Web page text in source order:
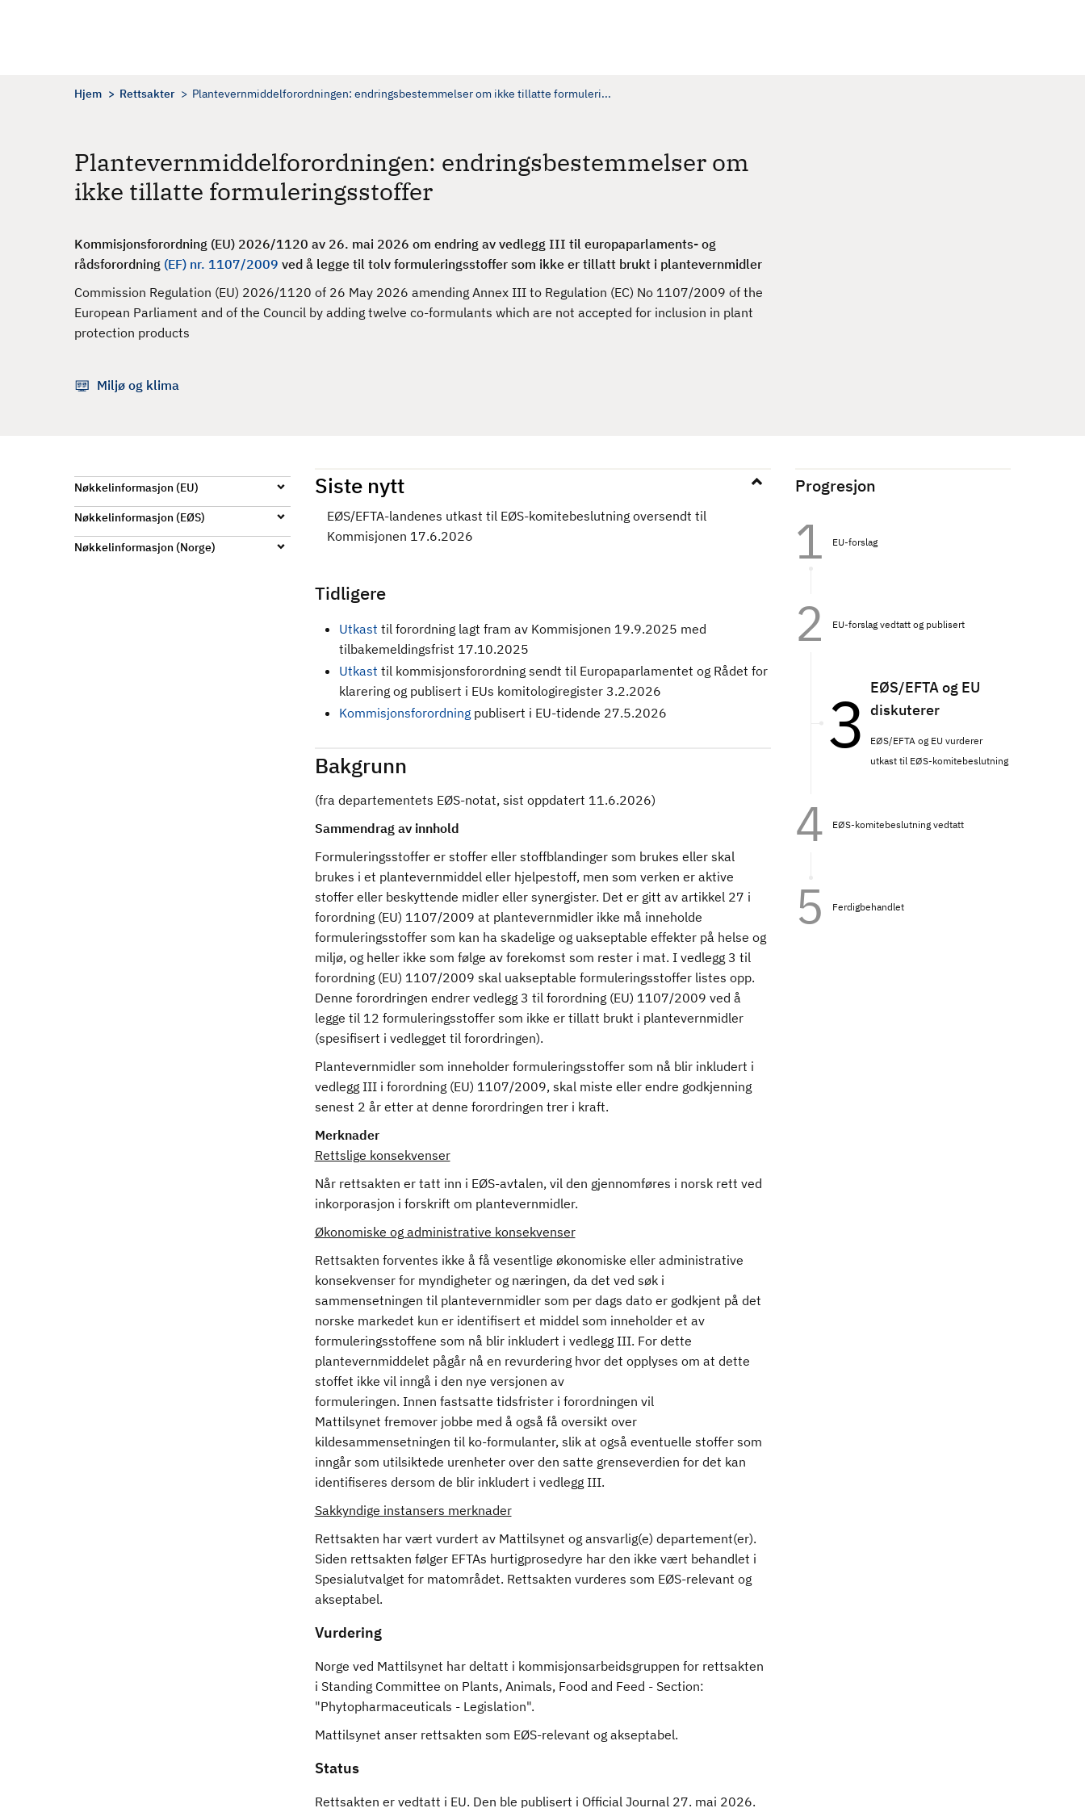
Hjem Rettsakter Plantevernmiddelforordningen: endringsbestemmelser om ikke tillatte formuleri...
Plantevernmiddelforordningen: endringsbestemmelser om
ikke tillatte formuleringsstoffer
Kommisjonsforordning (EU) 2026/1120 av 26. mai 2026 om endring av vedlegg III til europaparlaments- og
rådsforordning (EF) nr. 1107/2009 ved å legge til tolv formuleringsstoffer som ikke er tillatt brukt i plantevernmidler
Commission Regulation (EU) 2026/1120 of 26 May 2026 amending Annex III to Regulation (EC) No 1107/2009 of the
European Parliament and of the Council by adding twelve co-formulants which are not accepted for inclusion in plant
protection products
Miljø og klima
Nøkkelinformasjon (EU)
Nøkkelinformasjon (EØS)
Nøkkelinformasjon (Norge)
Siste nytt
EØS/EFTA-landenes utkast til EØS-komitebeslutning oversendt til
Kommisjonen 17.6.2026
Tidligere
Utkast til forordning lagt fram av Kommisjonen 19.9.2025 med
tilbakemeldingsfrist 17.10.2025
Utkast til kommisjonsforordning sendt til Europaparlamentet og Rådet for
klarering og publisert i EUs komitologiregister 3.2.2026
Kommisjonsforordningpublisert i EU-tidende 27.5.2026
Bakgrunn
(fra departementets EØS-notat, sist oppdatert 11.6.2026)
Sammendrag av innhold
Formuleringsstoffer er stoffer eller stoffblandinger som brukes eller skal
brukes i et plantevernmiddel eller hjelpestoff, men som verken er aktive
stoffer eller beskyttende midler eller synergister. Det er gitt av artikkel 27 i
forordning (EU) 1107/2009 at plantevernmidler ikke må inneholde
formuleringsstoffer som kan ha skadelige og uakseptable effekter på helse og
miljø, og heller ikke som følge av forekomst som rester i mat. I vedlegg 3 til
forordning (EU) 1107/2009 skal uakseptable formuleringsstoffer listes opp.
Denne forordringen endrer vedlegg 3 til forordning (EU) 1107/2009 ved å
legge til 12 formuleringsstoffer som ikke er tillatt brukt i plantevernmidler
(spesifisert i vedlegget til forordringen).
Plantevernmidler som inneholder formuleringsstoffer som nå blir inkludert i
vedlegg III i forordning (EU) 1107/2009, skal miste eller endre godkjenning
senest 2 år etter at denne forordringen trer i kraft.
Merknader
Rettslige konsekvenser
Når rettsakten er tatt inn i EØS-avtalen, vil den gjennomføres i norsk rett ved
inkorporasjon i forskrift om plantevernmidler.
Økonomiske og administrative konsekvenser
Rettsakten forventes ikke å få vesentlige økonomiske eller administrative
konsekvenser for myndigheter og næringen, da det ved søk i
sammensetningen til plantevernmidler som per dags dato er godkjent på det
norske markedet kun er identifisert et middel som inneholder et av
formuleringsstoffene som nå blir inkludert i vedlegg III. For dette
plantevernmiddelet pågår nå en revurdering hvor det opplyses om at dette
stoffet ikke vil inngå i den nye versjonen av
formuleringen. Innen fastsatte tidsfrister i forordningen vil
Mattilsynet fremover jobbe med å også få oversikt over
kildesammensetningen til ko-formulanter, slik at også eventuelle stoffer som
inngår som utilsiktede urenheter over den satte grenseverdien for det kan
identifiseres dersom de blir inkludert i vedlegg III.
Sakkyndige instansers merknader
Rettsakten har vært vurdert av Mattilsynet og ansvarlig(e) departement(er).
Siden rettsakten følger EFTAs hurtigprosedyre har den ikke vært behandlet i
Spesialutvalget for matområdet. Rettsakten vurderes som EØS-relevant og
akseptabel.
Vurdering
Norge ved Mattilsynet har deltatt i kommisjonsarbeidsgruppen for rettsakten
i Standing Committee on Plants, Animals, Food and Feed - Section:
"Phytopharmaceuticals - Legislation".
Mattilsynet anser rettsakten som EØS-relevant og akseptabel.
Status
Rettsakten er vedtatt i EU. Den ble publisert i Official Journal 27. mai 2026.
Progresjon
EU-forslag
EU-forslag vedtatt og publisert
EØS/EFTA og EU
diskuterer
EØS/EFTA og EU vurderer
utkast til EØS-komitebeslutning
EØS-komitebeslutning vedtatt
Ferdigbehandlet